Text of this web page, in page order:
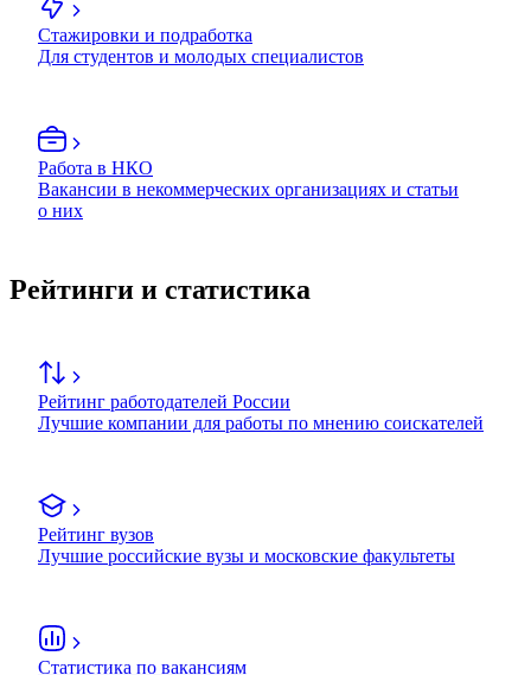
Стажировки и подработка
Для студентов и молодых специалистов
Работа в НКО
Вакансии в некоммерческих организациях и статьи
о них
Рейтинги и статистика
Рейтинг работодателей России
Лучшие компании для работы по мнению соискателей
Рейтинг вузов
Лучшие российские вузы и московские факультеты
Статистика по вакансиям